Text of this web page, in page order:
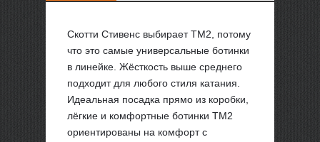
Скотти Стивенс выбирает TM2, потому
что это самые универсальные ботинки
в линейке. Жёсткость выше среднего
подходит для любого стиля катания.
Идеальная посадка прямо из коробки,
лёгкие и комфортные ботинки TM2
ориентированы на комфорт с